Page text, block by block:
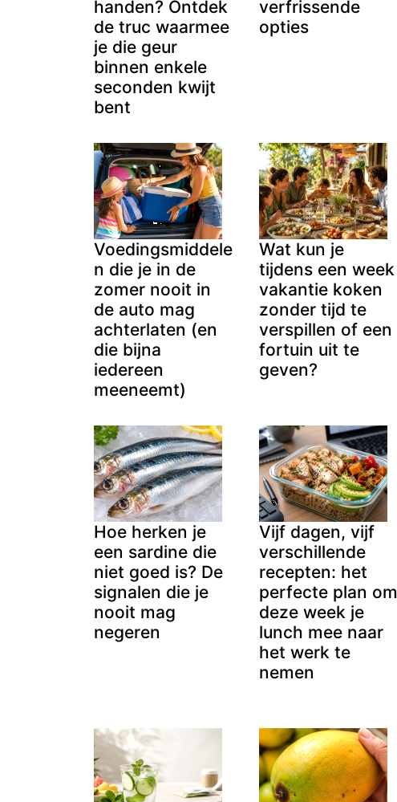
handen? Ontdek
de truc waarmee
je die geur
binnen enkele
seconden kwijt
bent
verfrissende
opties
Voedingsmiddele
n die je in de
zomer nooit in
de auto mag
achterlaten (en
die bijna
iedereen
meeneemt)
Wat kun je
tijdens een week
vakantie koken
zonder tijd te
verspillen of een
fortuin uit te
geven?
Hoe herken je
een sardine die
niet goed is? De
signalen die je
nooit mag
negeren
Vijf dagen, vijf
verschillende
recepten: het
perfecte plan om
deze week je
lunch mee naar
het werk te
nemen